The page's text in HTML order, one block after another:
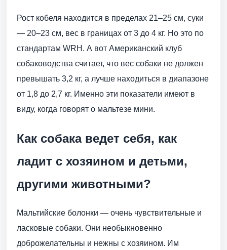
Рост кобеля находится в пределах 21–25 см, суки
— 20–23 см, вес в границах от 3 до 4 кг. Но это по
стандартам WRH. А вот Американский клуб
собаководства считает, что вес собаки не должен
превышать 3,2 кг, а лучше находиться в диапазоне
от 1,8 до 2,7 кг. Именно эти показатели имеют в
виду, когда говорят о мальтезе мини.
Как собака ведет себя, как
ладит с хозяином и детьми,
другими животными?
Мальтийские болонки — очень чувствительные и
ласковые собаки. Они необыкновенно
доброжелательны и нежны с хозяином. Им